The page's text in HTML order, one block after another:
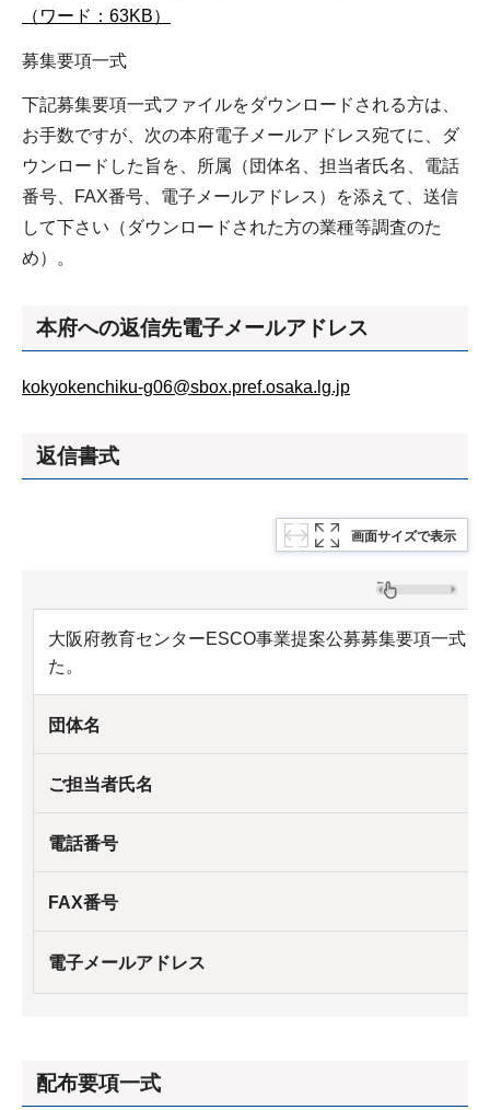
（ワード：63KB）
募集要項一式
下記募集要項一式ファイルをダウンロードされる方は、
お手数ですが、次の本府電子メールアドレス宛てに、ダ
ウンロードした旨を、所属（団体名、担当者氏名、電話
番号、FAX番号、電子メールアドレス）を添えて、送信
して下さい（ダウンロードされた方の業種等調査のた
め）。
本府への返信先電子メールアドレス
kokyokenchiku-g06@sbox.pref.osaka.lg.jp
返信書式
画面サイズで表示
大阪府教育センターESCO事業提案公募募集要項一式
た。
団体名
ご担当者氏名
電話番号
FAX番号
電子メールアドレス
配布要項一式